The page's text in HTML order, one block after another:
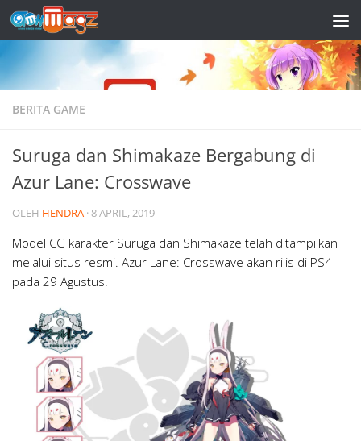
Skip to content
BERITA GAME
Suruga dan Shimakaze Bergabung di
Azur Lane: Crosswave
OLEH HENDRA ·8 APRIL, 2019
Model CG karakter Suruga dan Shimakaze telah ditampilkan
melalui situs resmi. Azur Lane: Crosswave akan rilis di PS4
pada 29 Agustus.